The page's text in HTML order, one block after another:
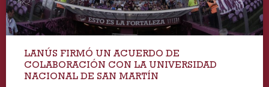
LANÚS FIRMÓ UN ACUERDO DE
COLABORACIÓN CON LA UNIVERSIDAD
NACIONAL DE SAN MARTÍN